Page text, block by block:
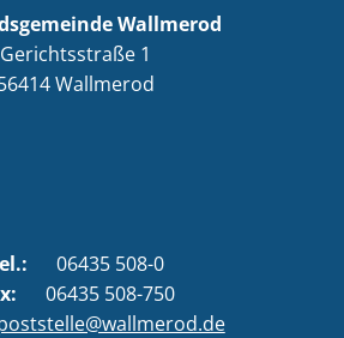
Wallmerod
Gerichtsstraße 1
Wallmerod
06435 508-0
06435 508-750